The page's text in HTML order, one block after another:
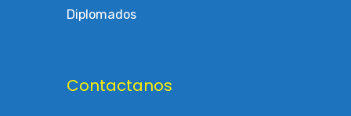
Diplomados
Contactanos